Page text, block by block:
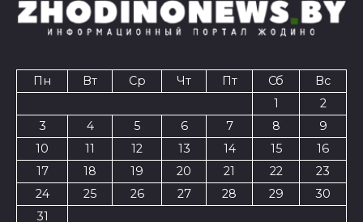
Пн Вт Ср Чт Пт Сб
Вс
1
2
3
4 5 6 7 8
9
10
11 12 13 14 15
16
17
18 19 20 21 22
23
24
25 26 27 28 29
30
31